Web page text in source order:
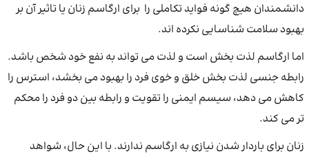
دانشمندان هیچ گونه فواید تکاملی را برای ارگاسم زنان یا تاثیر آن بر
بهبود سلامت شناسایی نکرده اند.
اما ارگاسم لذت بخش است و لذت می تواند به نفع خود شخص باشد.
رابطه جنسی لذت بخش خلق و خوی فرد را بهبود می بخشد، استرس را
کاهش می دهد، سیسم ایمنی را تقویت و رابطه بین دو فرد را محکم
تر می کند.
زنان برای باردار شدن نیازی به ارگاسم ندارند. با این حال، شواهد